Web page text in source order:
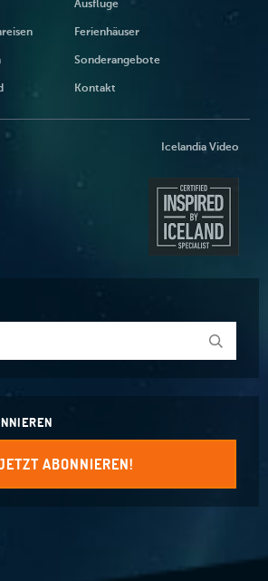
Ausflüge
Ferienhäuser
Sonderangebote
Kontakt
Icelandia Video
ABONNIEREN!